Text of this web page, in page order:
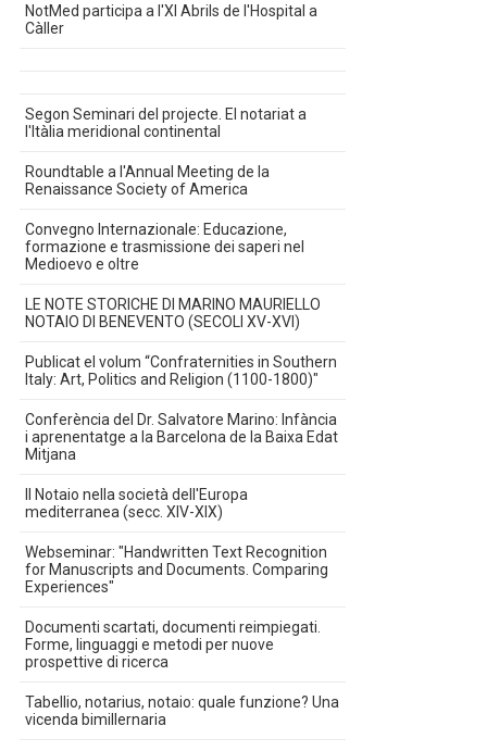
NotMed participa a l'XI Abrils de l'Hospital a
Càller
Segon Seminari del projecte. El notariat a
l'Itàlia meridional continental
Roundtable a l'Annual Meeting de la
Renaissance Society of America
Convegno Internazionale: Educazione,
formazione e trasmissione dei saperi nel
Medioevo e oltre
LE NOTE STORICHE DI MARINO MAURIELLO
NOTAIO DI BENEVENTO (SECOLI XV-XVI)
Publicat el volum “Confraternities in Southern
Italy: Art, Politics and Religion (1100-1800)"
Conferència del Dr. Salvatore Marino: Infància
i aprenentatge a la Barcelona de la Baixa Edat
Mitjana
Il Notaio nella società dell'Europa
mediterranea (secc. XIV-XIX)
Webseminar: "Handwritten Text Recognition
for Manuscripts and Documents. Comparing
Experiences"
Documenti scartati, documenti reimpiegati.
Forme, linguaggi e metodi per nuove
prospettive di ricerca
Tabellio, notarius, notaio: quale funzione? Una
vicenda bimillernaria